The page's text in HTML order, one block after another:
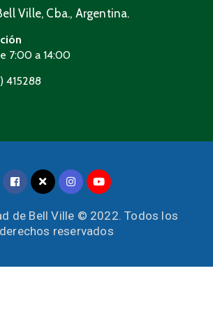
Ville, Cba., Argentina.
7:00 a 14:00
415288
de Bell Ville © 2022. Todos los
derechos reservados